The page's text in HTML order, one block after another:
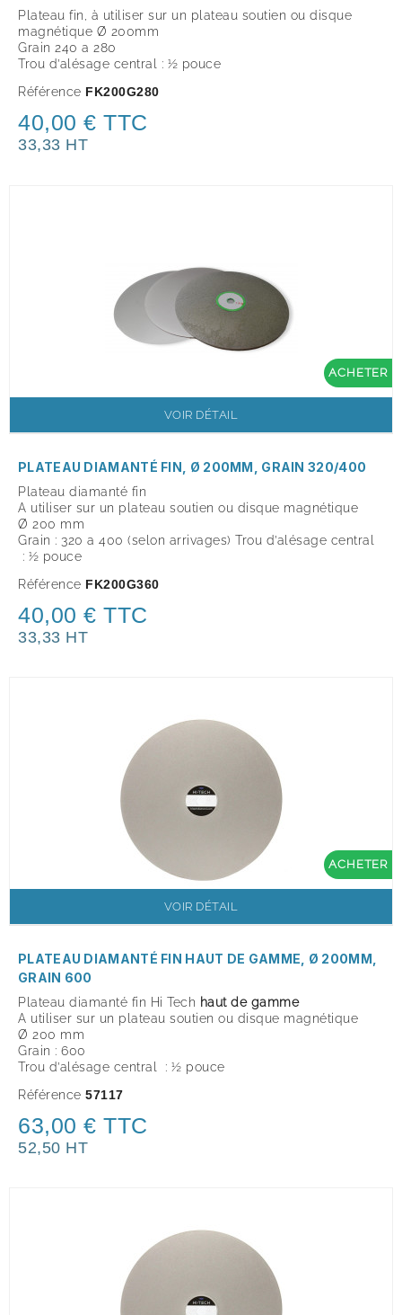
Plateau fin, à utiliser sur un plateau soutien ou disque
magnétique Ø 200mm
Grain 240 a 280
Trou d’alésage central : ½ pouce
Référence FK200G280
40,00 € TTC
33,33 HT
ACHETER
VOIR DÉTAIL
PLATEAU DIAMANTÉ FIN, Ø 200MM, GRAIN 320/400
Plateau diamanté fin
A utiliser sur un plateau soutien ou disque magnétique
Ø 200 mm
Grain : 320 a 400 (selon arrivages) Trou d’alésage central
: ½ pouce
Référence FK200G360
40,00 € TTC
33,33 HT
ACHETER
VOIR DÉTAIL
PLATEAU DIAMANTÉ FIN HAUT DE GAMME, Ø 200MM,
GRAIN 600
Plateau diamanté fin Hi Tech haut de gamme
A utiliser sur un plateau soutien ou disque magnétique
Ø 200 mm
Grain : 600
Trou d’alésage central : ½ pouce
Référence 57117
63,00 € TTC
52,50 HT